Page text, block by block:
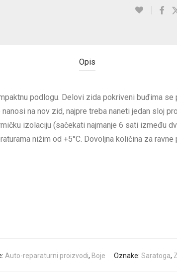
Opis
podlogu. Delovi zida pokriveni buđima
na nov zid, najpre treba naneti jedan sloj
izolaciju (sačekati najmanje 6 sati između
nižim od +5°C. Dovoljna količina za
Auto-reparaturni proizvodi, Boje Oznake: Saratoga,